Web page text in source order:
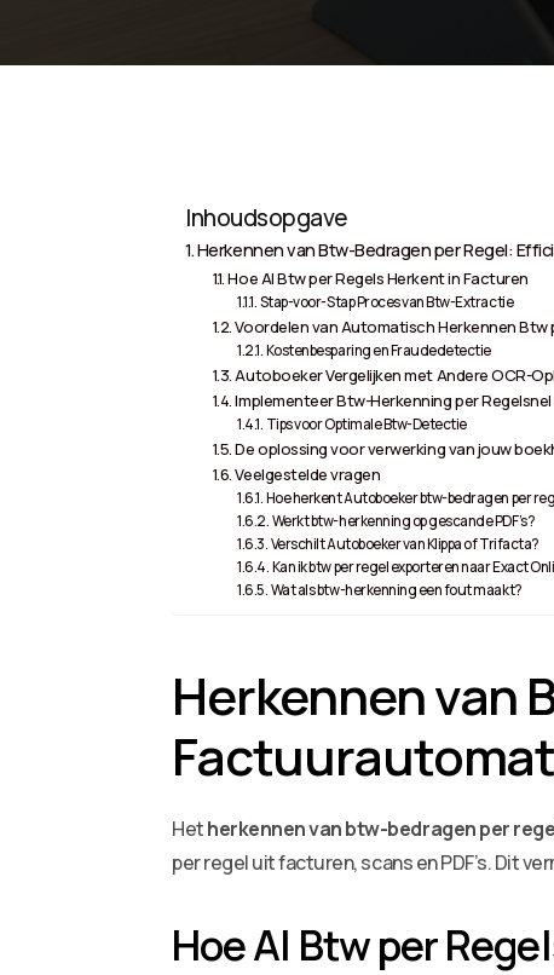
Inhoudsopgave
Herkennen van Btw-Bedragen per Regel:
Hoe AI Btw per Regels Herkent in Facturen
Stap-voor-Stap Proces van Btw-Extractie
Voordelen van Automatisch Herkennen Btw
Kostenbesparing en Fraudedetectie
Autoboeker Vergelijken met Andere OCR-
Implementeer Btw-Herkenning per
Tips voor Optimale Btw-Detectie
De oplossing voor verwerking van jouw
Veelgestelde vragen
Hoe herkent Autoboeker btw-bedragen per
Werkt btw-herkenning op gescande PDF’s?
Verschilt Autoboeker van Klippa of Trifacta?
Kan ik btw per regel exporteren naar Exact
Wat als btw-herkenning een fout maakt?
Herkennen van
Hetherkennen van btw-bedragen per
per regel uit facturen, scans en PDF’s. Dit
Hoe AI Btw per